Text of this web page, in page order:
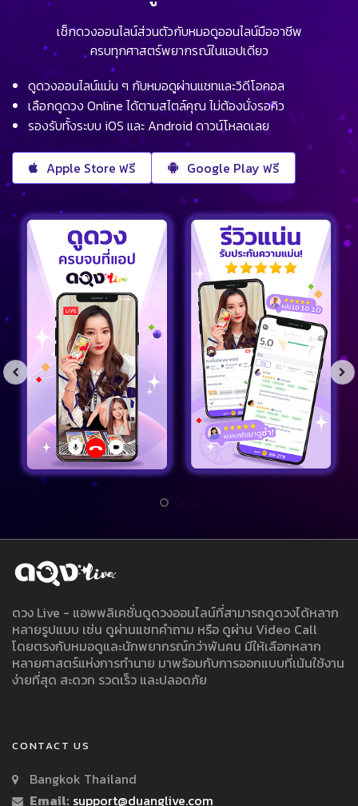
เช็กดวงออนไลน์ส่วนตัวกับหมอดูออนไลน์มืออาชีพ
ครบทุกศาสตร์พยากรณ์ในแอปเดียว
ดูดวงออนไลน์แม่น ๆ กับหมอดูผ่านแชทและวิดีโอคอล
เลือกดูดวง Online ได้ตามสไตล์คุณ ไม่ต้องนั่งรอคิว
รองรับทั้งระบบ iOS และ Android ดาวน์โหลดเลย
Apple Store ฟรี Google Play ฟรี
ดวง Live - แอพพลิเคชั่นดูดวงออนไลน์ที่สามารถดูดวงได้หลาก
หลายรูปแบบ เช่น ดูผ่านแชทคำถาม หรือ ดูผ่าน Video Call
โดยตรงกับหมอดูและนักพยากรณ์กว่าพันคน มีให้เลือกหลาก
หลายศาสตร์แห่งการทำนาย มาพร้อมกับการออกแบบที่เน้นใช้งาน
ง่ายที่สุด สะดวก รวดเร็ว และปลอดภัย
CONTACT US
Bangkok Thailand
Email: support@duanglive.com